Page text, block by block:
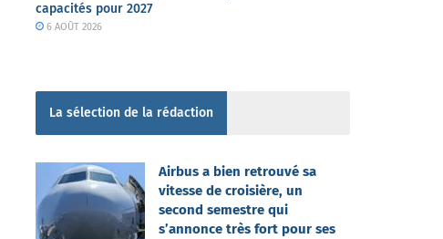
capacités pour 2027
6 AOÛT 2026
La sélection de la rédaction
Airbus a bien retrouvé sa
vitesse de croisière, un
second semestre qui
s’annonce très fort pour ses